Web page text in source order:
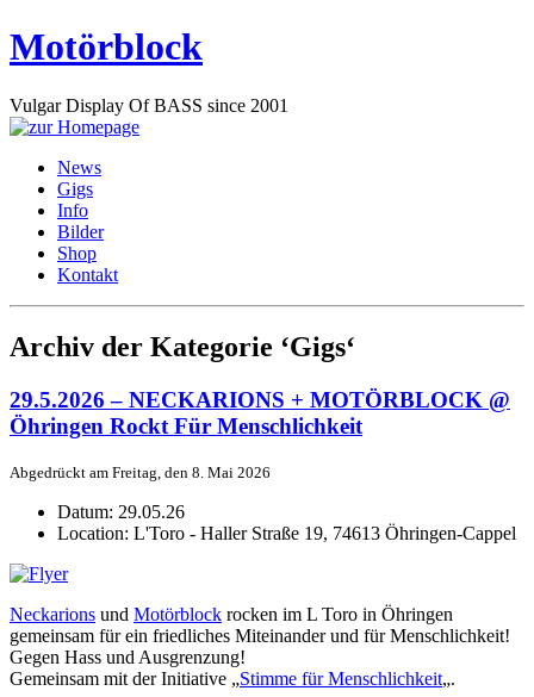
Motörblock
Vulgar Display Of BASS since 2001
News
Gigs
Info
Bilder
Shop
Kontakt
Archiv der Kategorie ‘Gigs‘
29.5.2026 – NECKARIONS + MOTÖRBLOCK @
Öhringen Rockt Für Menschlichkeit
Abgedrückt am Freitag, den 8. Mai 2026
Datum: 29.05.26
Location: L'Toro - Haller Straße 19, 74613 Öhringen-Cappel
Neckarions und Motörblock rocken im L Toro in Öhringen
gemeinsam für ein friedliches Miteinander und für Menschlichkeit!
Gegen Hass und Ausgrenzung!
Gemeinsam mit der Initiative „Stimme für Menschlichkeit„.